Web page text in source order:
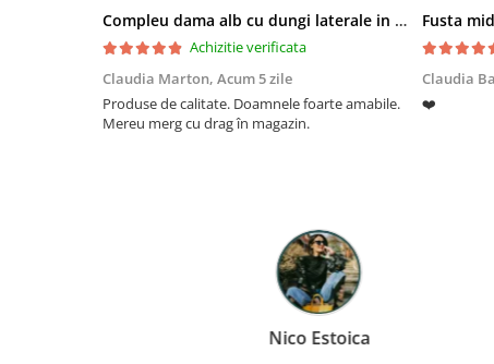
Compleu dama alb cu dungi laterale in nuante de verde si negru
Achizitie verificata
Claudia Marton, Acum 5 zile
Produse de calitate. Doamnele foarte amabile.
Mereu merg cu drag în magazin.
Fusta
Claudia
❤️
Nico Estoica